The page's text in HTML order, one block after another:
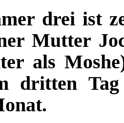
drei ist
Mutter
als
dritten